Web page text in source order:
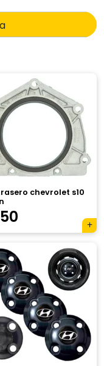
chevrolet s10
×